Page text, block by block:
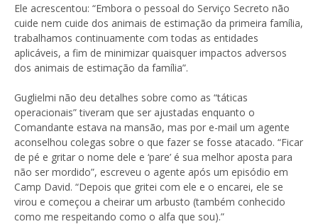
Ele acrescentou: “Embora o pessoal do Serviço Secreto não
cuide nem cuide dos animais de estimação da primeira família,
trabalhamos continuamente com todas as entidades
aplicáveis, a fim de minimizar quaisquer impactos adversos
dos animais de estimação da família”.
Guglielmi não deu detalhes sobre como as “táticas
operacionais” tiveram que ser ajustadas enquanto o
Comandante estava na mansão, mas por e-mail um agente
aconselhou colegas sobre o que fazer se fosse atacado. “Ficar
de pé e gritar o nome dele e ‘pare’ é sua melhor aposta para
não ser mordido”, escreveu o agente após um episódio em
Camp David. “Depois que gritei com ele e o encarei, ele se
virou e começou a cheirar um arbusto (também conhecido
como me respeitando como o alfa que sou).”